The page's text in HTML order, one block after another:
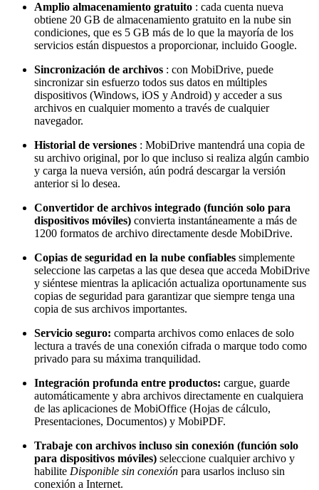
Amplio almacenamiento gratuito : cada cuenta nueva
obtiene 20 GB de almacenamiento gratuito en la nube sin
condiciones, que es 5 GB más de lo que la mayoría de los
servicios están dispuestos a proporcionar, incluido Google.
Sincronización de archivos : con MobiDrive, puede
sincronizar sin esfuerzo todos sus datos en múltiples
dispositivos (Windows, iOS y Android) y acceder a sus
archivos en cualquier momento a través de cualquier
navegador.
Historial de versiones : MobiDrive mantendrá una copia de
su archivo original, por lo que incluso si realiza algún cambio
y carga la nueva versión, aún podrá descargar la versión
anterior si lo desea.
Convertidor de archivos integrado (función solo para
dispositivos móviles) convierta instantáneamente a más de
1200 formatos de archivo directamente desde MobiDrive.
Copias de seguridad en la nube confiables simplemente
seleccione las carpetas a las que desea que acceda MobiDrive
y siéntese mientras la aplicación actualiza oportunamente sus
copias de seguridad para garantizar que siempre tenga una
copia de sus archivos importantes.
Servicio seguro: comparta archivos como enlaces de solo
lectura a través de una conexión cifrada o marque todo como
privado para su máxima tranquilidad.
Integración profunda entre productos: cargue, guarde
automáticamente y abra archivos directamente en cualquiera
de las aplicaciones de MobiOffice (Hojas de cálculo,
Presentaciones, Documentos) y MobiPDF.
Trabaje con archivos incluso sin conexión (función solo
para dispositivos móviles) seleccione cualquier archivo y
habilite Disponible sin conexión para usarlos incluso sin
conexión a Internet.